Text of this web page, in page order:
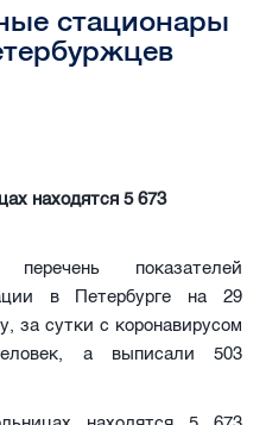
стационары
находятся 5 673
показателей
в Петербурге на 29
за сутки с коронавирусом
а выписали 503